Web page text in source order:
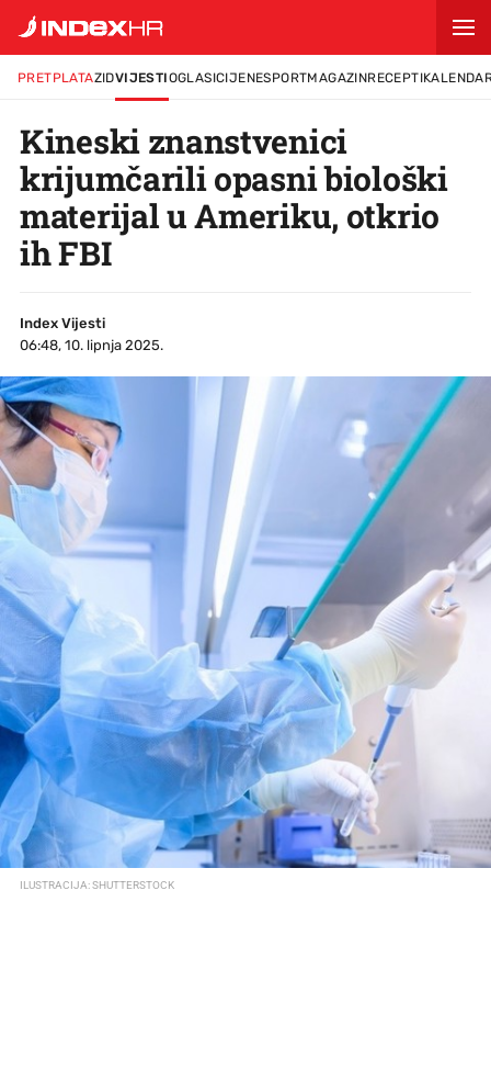
PRETPLATAZIDVIJESTIOGLASICIJENESPORTMAGAZINRECEPTI
Kineski znanstvenici
krijumčarili opasni biološki
materijal u Ameriku, otkrio
ih FBI
Index Vijesti
06:48, 10. lipnja 2025.
ILUSTRACIJA: SHUTTERSTOCK